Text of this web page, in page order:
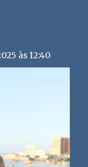
às 12:40